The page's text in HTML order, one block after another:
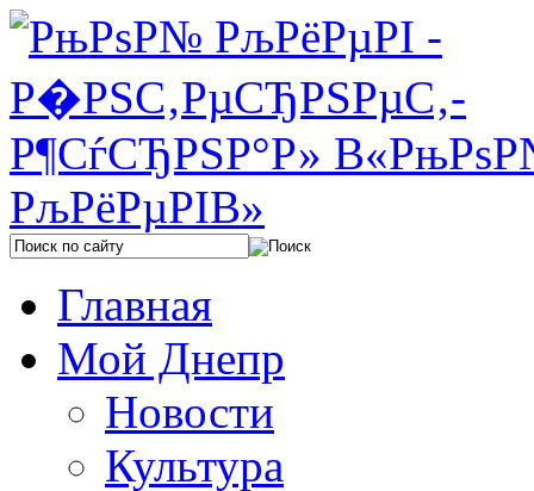
Главная
Мой Днепр
Новости
Культура